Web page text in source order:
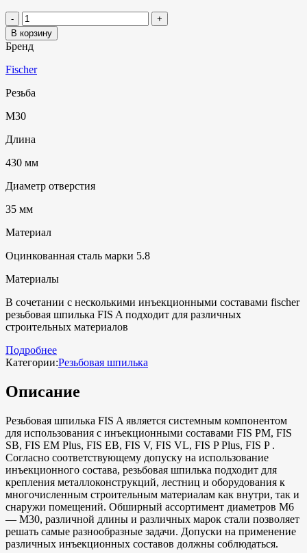
В корзину
Бренд
Fischer
Резьба
M30
Длина
430 мм
Диаметр отверстия
35 мм
Материал
Оцинкованная сталь марки 5.8
Материалы
В сочетании с несколькими инъекционными составами fischer
резьбовая шпилька FIS A подходит для различных
строительных материалов
Подробнее
Категории:Резьбовая шпилька
Описание
Резьбовая шпилька FIS A является системным компонентом
для использования с инъекционными составами FIS PM, FIS
SB, FIS EM Plus, FIS EB, FIS V, FIS VL, FIS P Plus, FIS P .
Согласно соответствующему допуску на использование
инъекционного состава, резьбовая шпилька подходит для
крепления металлоконструкций, лестниц и оборудования к
многочисленным строительным материалам как внутри, так и
снаружи помещений. Обширный ассортимент диаметров M6
— M30, различной длины и различных марок стали позволяет
решать самые разнообразные задачи. Допуски на применение
различных инъекционных составов должны соблюдаться.